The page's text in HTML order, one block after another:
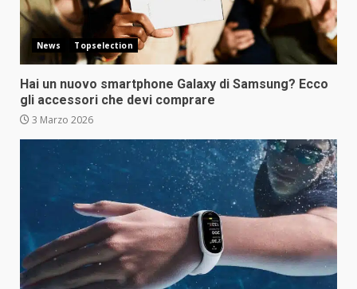
News Topselection
Hai un nuovo smartphone Galaxy di Samsung? Ecco
gli accessori che devi comprare
3 Marzo 2026